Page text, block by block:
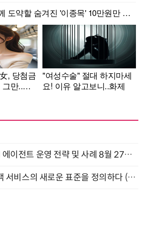
성과를 만드는 AI 에이전트 운영 전략 및 사례 8월 27일 개최
차세대 AICC, 고객 서비스의 새로운 표준을 정의하다 (9/9)